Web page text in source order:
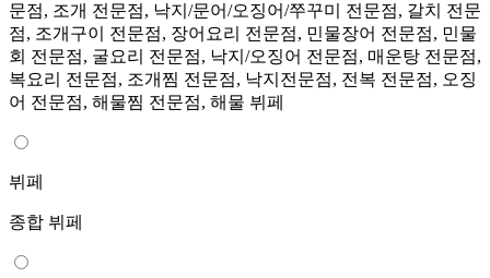
문점, 조개 전문점, 낙지/문어/오징어/쭈꾸미 전문점, 갈치 전문
점, 조개구이 전문점, 장어요리 전문점, 민물장어 전문점, 민물
회 전문점, 굴요리 전문점, 낙지/오징어 전문점, 매운탕 전문점,
복요리 전문점, 조개찜 전문점, 낙지전문점, 전복 전문점, 오징
어 전문점, 해물찜 전문점, 해물 뷔페
뷔페
종합 뷔페